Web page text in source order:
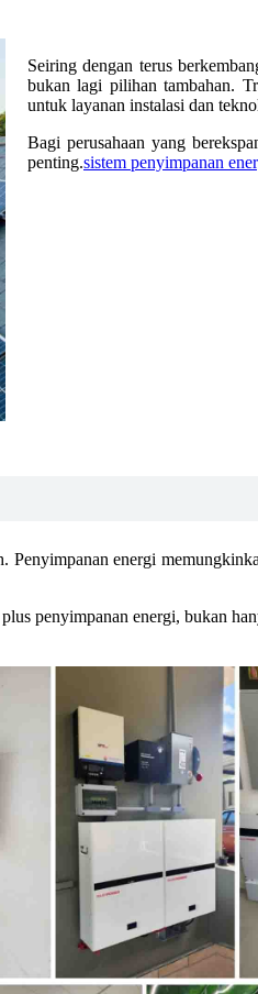
Seiring dengan terus
bukan lagi pilihan tambahan.
untuk layanan instalasi dan
Bagi perusahaan yang
penting.sistem penyimpanan
energi
penyimpanan energi, bukan